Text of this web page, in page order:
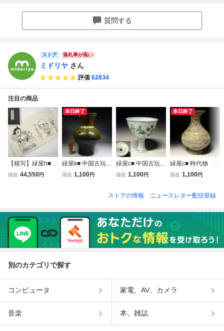
160サイズ
質問する
ストア 落札率が高い
ミドリヤ さん
評価 62834
注目の商品
【模写】緑屋h■
直筆 イラスト サ
年 37名 km/7-
262/29-3#80
現在 44,550円
本日終了
緑屋k■ 中国古玩
漢 緑釉 花瓶
現在 1,100円
緑屋c■ 中国古玩
豆彩 馬上杯 大
6807/7-3#60
現在 1,100円
本日終了
緑屋c■ 時代物 加
彩 土器 バンチェ
-6660/6-2#100
現在 1,100円
ストアの情報 ニュースレター配信登録
別のカテゴリで探す
コンピュータ 家電、AV、カメラ
音楽 本、雑誌